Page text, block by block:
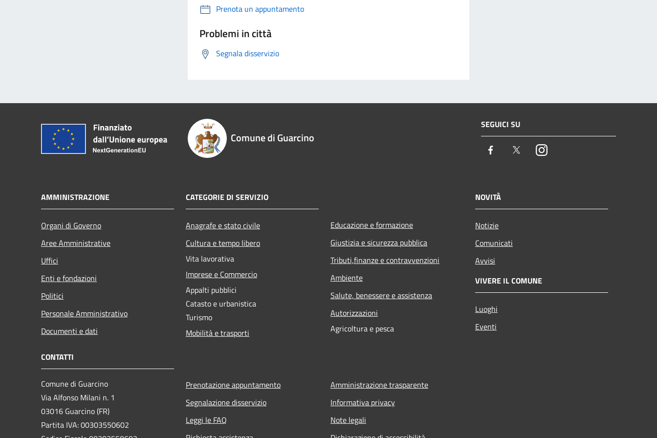
Prenota un appuntamento
Problemi in città
Segnala disservizio
Comune di Guarcino
SEGUICI SU
Facebook TwitterInstagram
AMMINISTRAZIONE
Organi di Governo
Aree Amministrative
Uffici
Enti e fondazioni
Politici
Personale Amministrativo
Documenti e dati
CATEGORIE DI SERVIZIO
Anagrafe e stato civile
Cultura e tempo libero
Vita lavorativa
Imprese e Commercio
Appalti pubblici
Catasto e urbanistica
Turismo
Mobilità e trasporti
Educazione e formazione
Giustizia e sicurezza pubblica
Tributi,finanze e contravvenzioni
Ambiente
Salute, benessere e assistenza
Autorizzazioni
Agricoltura e pesca
NOVITÀ
Notizie
Comunicati
Avvisi
VIVERE IL COMUNE
Luoghi
Eventi
CONTATTI
Comune di Guarcino
Via Alfonso Milani n. 1
03016 Guarcino (FR)
Partita IVA: 00303550602
Prenotazione appuntamento
Segnalazione disservizio
Leggi le FAQ
Amministrazione trasparente
Informativa privacy
Note legali